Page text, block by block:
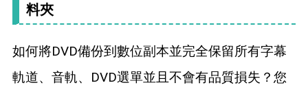
料夾
如何將DVD備份到數位副本並完全保留所有字幕
軌道、音軌、DVD選單並且不會有品質損失？您